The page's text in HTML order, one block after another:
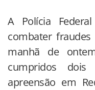
A Polícia
combater fraudes
manhã de
cumpridos
apreensão em